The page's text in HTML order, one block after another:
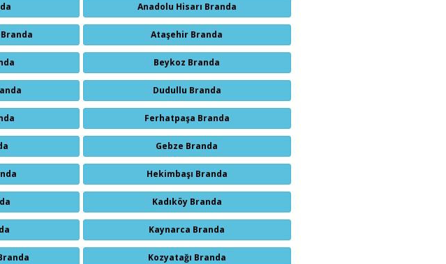
Anadolu Hisarı Branda
Ataşehir Branda
Beykoz Branda
Dudullu Branda
Ferhatpaşa Branda
Gebze Branda
Hekimbaşı Branda
Kadıköy Branda
Kaynarca Branda
Kozyatağı Branda